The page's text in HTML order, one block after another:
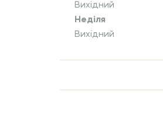
Вихідний
Неділя
Вихідний